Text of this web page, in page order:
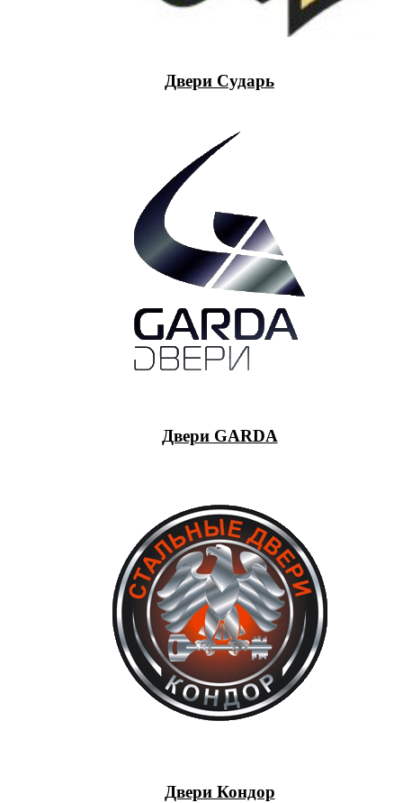
Двери Сударь
Двери GARDA
Двери Кондор